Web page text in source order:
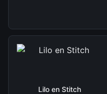
Lilo en Stitch